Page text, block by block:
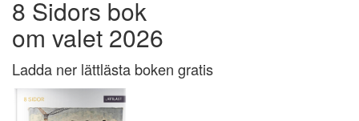
8 Sidors bok
om valet 2026
Ladda ner lättlästa boken gratis